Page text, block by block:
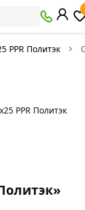
PPR Политэк
PPR Политэк